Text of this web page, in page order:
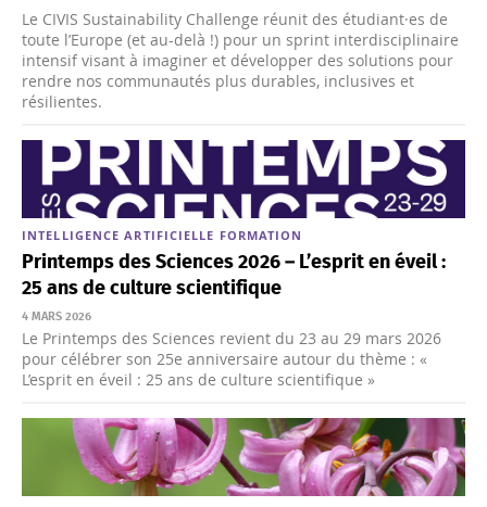
Le CIVIS Sustainability Challenge réunit des étudiant·es de
toute l’Europe (et au-delà !) pour un sprint interdisciplinaire
intensif visant à imaginer et développer des solutions pour
rendre nos communautés plus durables, inclusives et
résilientes.
INTELLIGENCE ARTIFICIELLE FORMATION
Printemps des Sciences 2026 – L’esprit en éveil :
25 ans de culture scientifique
4 MARS 2026
Le Printemps des Sciences revient du 23 au 29 mars 2026
pour célébrer son 25e anniversaire autour du thème : «
L’esprit en éveil : 25 ans de culture scientifique »